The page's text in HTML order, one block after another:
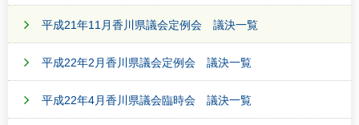
平成21年11月香川県議会定例会 議決一覧
平成22年2月香川県議会定例会 議決一覧
平成22年4月香川県議会臨時会 議決一覧